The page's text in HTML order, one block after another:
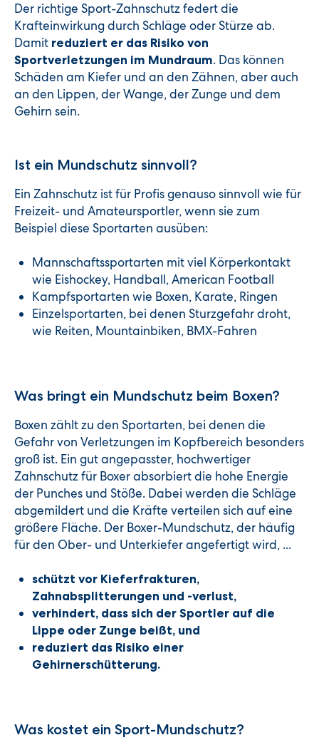
Der richtige Sport-Zahnschutz federt die
Krafteinwirkung durch Schläge oder Stürze ab.
Damit reduziert er das Risiko von
Sportverletzungen im Mundraum. Das können
Schäden am Kiefer und an den Zähnen, aber auch
an den Lippen, der Wange, der Zunge und dem
Gehirn sein.
Ist ein Mundschutz sinnvoll?
Ein Zahnschutz ist für Profis genauso sinnvoll wie für
Freizeit- und Amateursportler, wenn sie zum
Beispiel diese Sportarten ausüben:
Mannschaftssportarten mit viel Körperkontakt
wie Eishockey, Handball, American Football
Kampfsportarten wie Boxen, Karate, Ringen
Einzelsportarten, bei denen Sturzgefahr droht,
wie Reiten, Mountainbiken, BMX-Fahren
Was bringt ein Mundschutz beim Boxen?
Boxen zählt zu den Sportarten, bei denen die
Gefahr von Verletzungen im Kopfbereich besonders
groß ist. Ein gut angepasster, hochwertiger
Zahnschutz für Boxer absorbiert die hohe Energie
der Punches und Stöße. Dabei werden die Schläge
abgemildert und die Kräfte verteilen sich auf eine
größere Fläche. Der Boxer-Mundschutz, der häufig
für den Ober- und Unterkiefer angefertigt wird, ...
schützt vor Kieferfrakturen,
Zahnabsplitterungen und -verlust,
verhindert, dass sich der Sportler auf die
Lippe oder Zunge beißt, und
reduziert das Risiko einer
Gehirnerschütterung.
Was kostet ein Sport-Mundschutz?